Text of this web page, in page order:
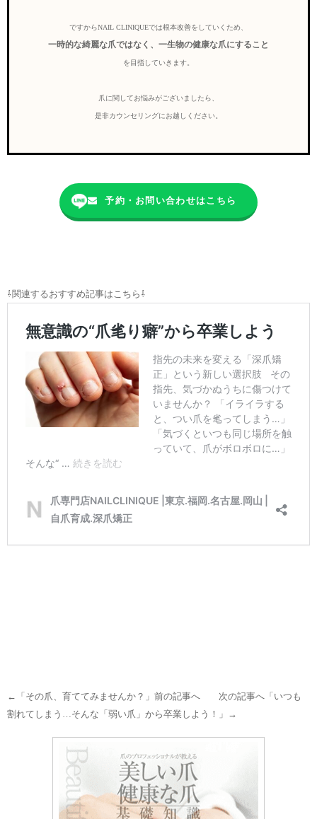
ですからNAIL CLINIQUEでは根本改善をしていくため、
一時的な綺麗な爪ではなく、一生物の健康な爪にすること
を目指していきます。
爪に関してお悩みがございましたら、
是非カウンセリングにお越しください。
予約・お問い合わせはこちら
⇩関連するおすすめ記事はこちら⇩
←「 その爪、育ててみませんか？ 」前の記事へ 次の記事へ「 いつも
割れてしまう…そんな「弱い爪」から卒業しよう！
」→